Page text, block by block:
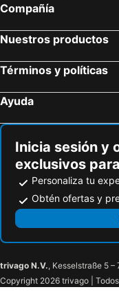
Compañía
Nuestros productos
Términos y políticas
Ayuda
Inicia sesión y
exclusivos
Personaliza tu
Obtén ofertas y
trivago N.V., Kesselstraße 5 –
Copyright 2026 trivago |